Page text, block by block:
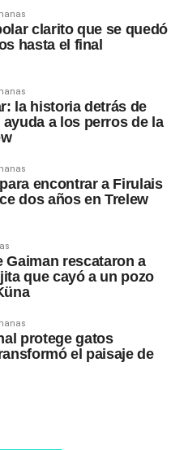
clarito que se quedó
hasta el final
la historia detrás de
ayuda a los perros de la
encontrar a Firulais
dos años en Trelew
Gaiman rescataron a
que cayó a un pozo
protege gatos
el paisaje de